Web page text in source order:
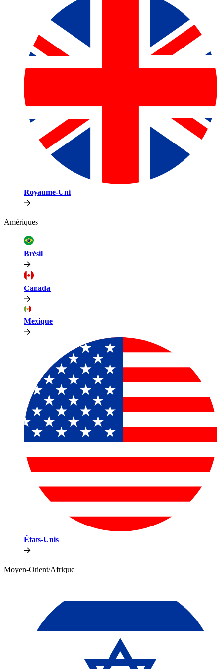
Royaume-Uni​​
Amériques​​
Brésil​​
Canada​​
Mexique​​
États-Unis​​
Moyen-Orient/Afrique​​